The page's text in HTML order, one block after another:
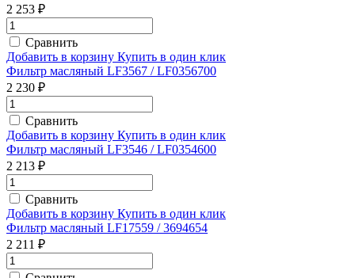
2 253 ₽
Сравнить
Добавить в корзину Купить в один клик
Фильтр масляный LF3567 / LF0356700
2 230 ₽
Сравнить
Добавить в корзину Купить в один клик
Фильтр масляный LF3546 / LF0354600
2 213 ₽
Сравнить
Добавить в корзину Купить в один клик
Фильтр масляный LF17559 / 3694654
2 211 ₽